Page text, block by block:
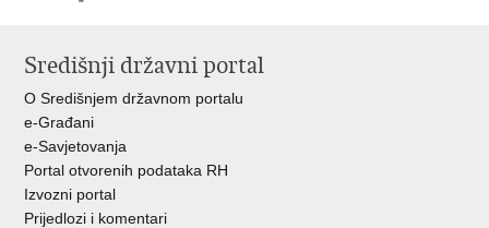
FacebookuTwitteru
Središnji državni portal
O Središnjem državnom portalu
e-Građani
e-Savjetovanja
Portal otvorenih podataka RH
Izvozni portal
Prijedlozi i komentari